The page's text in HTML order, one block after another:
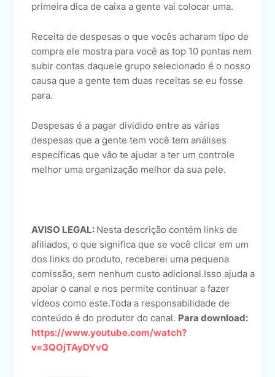
primeira dica de caixa a gente vai colocar uma.
Receita de despesas o que vocês acharam tipo de
compra ele mostra para você as top 10 pontas nem
subir contas daquele grupo selecionado é o nosso
causa que a gente tem duas receitas se eu fosse
para.
Despesas é a pagar dividido entre as várias
despesas que a gente tem você tem análises
específicas que vão te ajudar a ter um controle
melhor uma organização melhor da sua pele.
AVISO LEGAL: Nesta descrição contém links de
afiliados, o que significa que se você clicar em um
dos links do produto, receberei uma pequena
comissão, sem nenhum custo adicional.Isso ajuda a
apoiar o canal e nos permite continuar a fazer
vídeos como este.Toda a responsabilidade de
conteúdo é do produtor do canal. Para download:
https://www.youtube.com/watch?
v=3QOjTAyDYvQ